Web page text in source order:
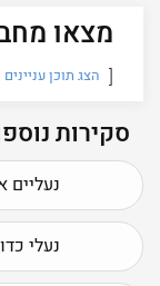
מצאו
הצג תוכן עניינים
סקירות
נעליים
נעלי